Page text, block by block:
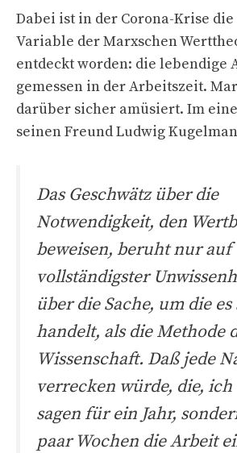
Dabei ist in der Corona-Krise
Variable der Marxschen
entdeckt worden: die lebendige
gemessen in der Arbeitszeit.
darüber sicher amüsiert. Im
seinen Freund Ludwig
Das Geschwätz über die
Notwendigkeit, den
beweisen, beruht nur auf
vollständigster
über die Sache, um die es
handelt, als die Methode
Wissenschaft. Daß jede
verrecken würde, die,
sagen für ein Jahr,
paar Wochen die Arbeit